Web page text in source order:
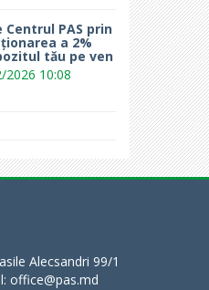
Centrul PAS prin
a 2%
tău pe ven
2026 10:08
Alecsandri 99/1
office@pas.md